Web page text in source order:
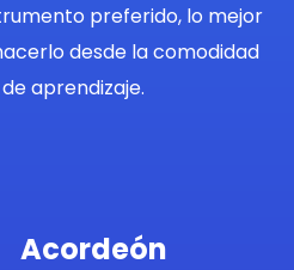
preferido, lo mejor
desde la comodidad
aprendizaje.
Acordeón